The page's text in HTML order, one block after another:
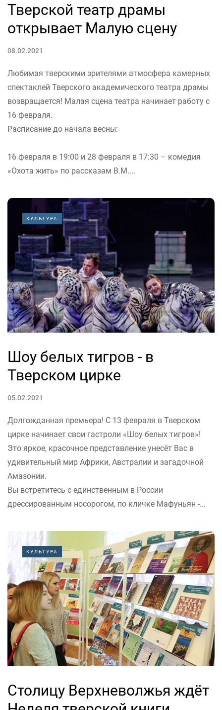
Тверской театр драмы
открывает Малую сцену
08.02.2021
Любимая тверскими зрителями атмосфера камерных
спектаклей Тверского академического театра драмы
возвращается! Малая сцена театра начинает работу с
16 февраля.
Расписание до начала весны:
16 февраля в 19:00 и 28 февраля в 17:30 – комедия
«Охота жить» по рассказам В.М....
КУЛЬТУРА
Шоу белых тигров - в
Тверском цирке
05.02.2021
Долгожданная премьера! С 13 февраля в Тверском
цирке начинает свои гастроли «Шоу белых тигров»!
Это яркое, красочное представление унесёт Вас в
удивительный мир Африки, Австралии и загадочной
Амазонии.
Вы встретитесь с единственным в России
дрессированным носорогом, по кличке Мафуньян -...
КУЛЬТУРА
Столицу Верхневолжья ждёт